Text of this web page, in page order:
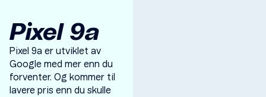
Pixel 9a
Pixel 9a er utviklet av
Google med mer enn du
forventer. Og kommer til
lavere pris enn du skulle